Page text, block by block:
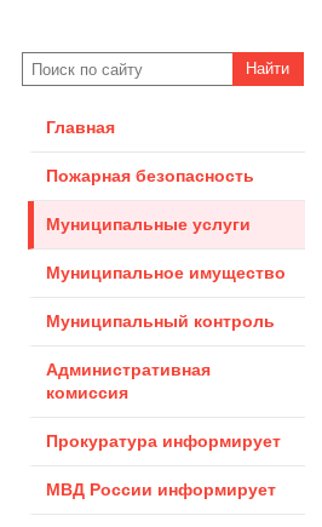
Главная
Пожарная безопасность
Муниципальные услуги
Муниципальное имущество
Муниципальный контроль
Административная
комиссия
Прокуратура информирует
МВД России информирует